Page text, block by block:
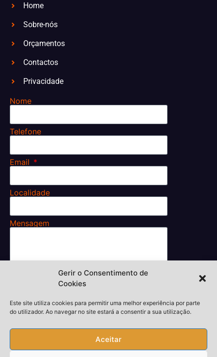
Gerir o Consentimento de
Cookies
Este site utiliza cookies para permitir uma melhor experiência por parte
do utilizador. Ao navegar no site estará a consentir a sua utilização.
Aceitar
Home
Sobre-nós
Orçamentos
Contactos
Privacidade
Nome
Telefone
Email
Localidade
Mensagem
Li e aceito os
Enviar
Termos e Condições.
Desenvolvedor,thiagokieras.com